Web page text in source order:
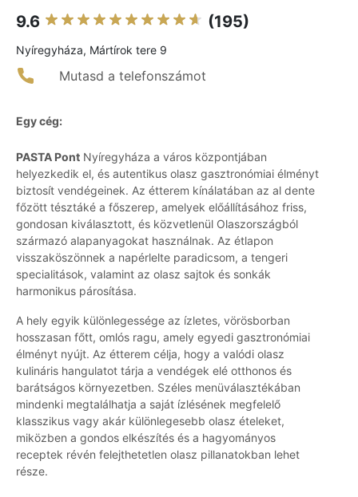
9.6 (195)
Nyíregyháza, Mártírok tere 9
Mutasd a telefonszámot
Egy cég:
PASTA Pont Nyíregyháza a város központjában
helyezkedik el, és autentikus olasz gasztronómiai élményt
biztosít vendégeinek. Az étterem kínálatában az al dente
főzött tésztáké a főszerep, amelyek előállításához friss,
gondosan kiválasztott, és közvetlenül Olaszországból
származó alapanyagokat használnak. Az étlapon
visszaköszönnek a napérlelte paradicsom, a tengeri
specialitások, valamint az olasz sajtok és sonkák
harmonikus párosítása.
A hely egyik különlegessége az ízletes, vörösborban
hosszasan főtt, omlós ragu, amely egyedi gasztronómiai
élményt nyújt. Az étterem célja, hogy a valódi olasz
kulináris hangulatot tárja a vendégek elé otthonos és
barátságos környezetben. Széles menüválasztékában
mindenki megtalálhatja a saját ízlésének megfelelő
klasszikus vagy akár különlegesebb olasz ételeket,
miközben a gondos elkészítés és a hagyományos
receptek révén felejthetetlen olasz pillanatokban lehet
része.